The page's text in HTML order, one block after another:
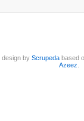
, design byScrupeda based
Azeez